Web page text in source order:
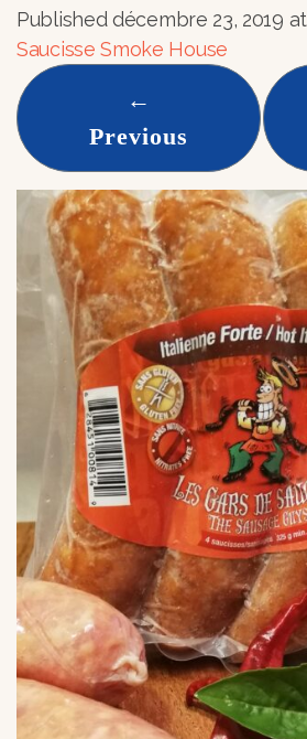
Publisheddécembre 23, 2019 at
Saucisse Smoke House
←
Previous